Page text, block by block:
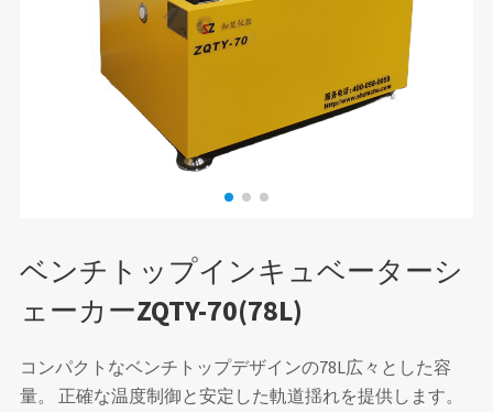
ベンチトップインキュベーターシ
ェーカーZQTY-70(78L)
コンパクトなベンチトップデザインの78L広々とした容
量。 正確な温度制御と安定した軌道揺れを提供します。